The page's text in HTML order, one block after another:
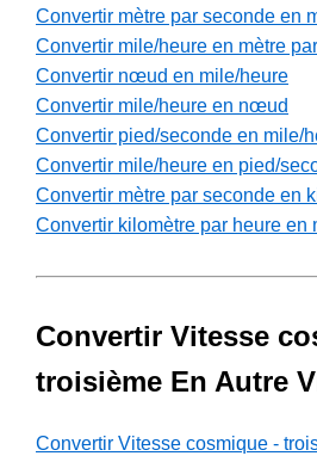
Convertir mètre par seconde en
Convertir mile/heure en mètre
Convertir nœud en mile/heure
Convertir mile/heure en nœud
Convertir pied/seconde en mile/
Convertir mile/heure en pied/
Convertir mètre par seconde en
Convertir kilomètre par heure en
Convertir Vitesse
troisième En Autre
Convertir Vitesse cosmique -